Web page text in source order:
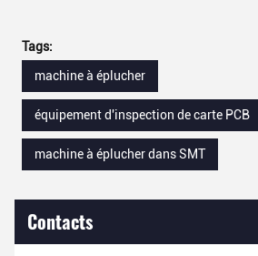
Tags:
machine à éplucher
équipement d'inspection de carte PCB
machine à éplucher dans SMT
Contacts